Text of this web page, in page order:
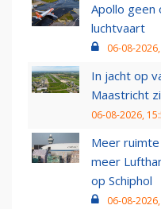
Apollo geen
luchtvaart
06-08-
In jacht op
Maastricht
06-08-2026,
Meer
meer
op Schiphol
06-08-